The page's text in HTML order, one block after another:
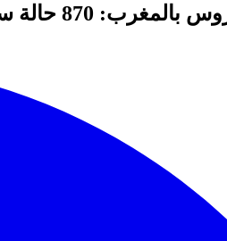
حالة سجلت بخمس جهات..